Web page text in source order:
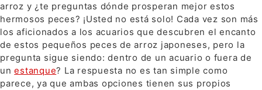
arroz y ¿te preguntas dónde prosperan mejor estos
hermosos peces? ¡Usted no está solo! Cada vez son más
los aficionados a los acuarios que descubren el encanto
de estos pequeños peces de arroz japoneses, pero la
pregunta sigue siendo: dentro de un acuario o fuera de
unestanque? La respuesta no es tan simple como
parece, ya que ambas opciones tienen sus propios